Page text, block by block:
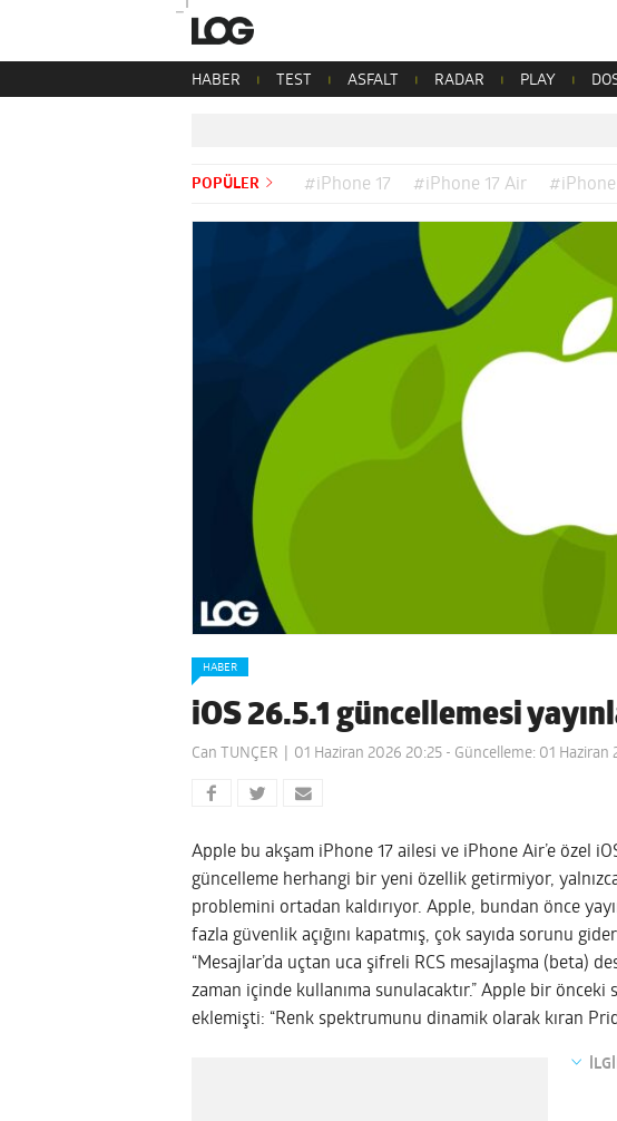
HABER TEST ASFALT RADAR PLAY
POPÜLER #iPhone 17 #iPhone 17 Air #iPhone
HABER
iOS 26.5.1 güncellemesi
Can TUNÇER 01 Haziran 2026 20:25 - Güncelleme: 01 Haziran
Apple bu akşam iPhone 17 ailesi ve iPhone Air’e özel
güncelleme herhangi bir yeni özellik getirmiyor,
problemini ortadan kaldırıyor. Apple, bundan önce
fazla güvenlik açığını kapatmış, çok sayıda sorunu
“Mesajlar’da uçtan uca şifreli RCS mesajlaşma (beta)
zaman içinde kullanıma sunulacaktır.” Apple bir önceki
eklemişti: “Renk spektrumunu dinamik olarak kıran